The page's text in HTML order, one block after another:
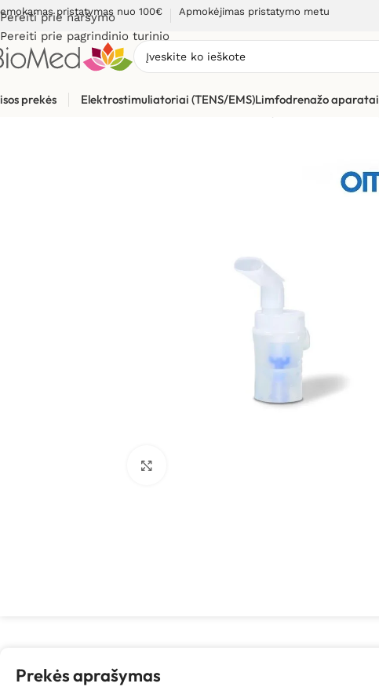
Pereiti prie naršymo
Pereiti prie pagrindinio turinio
pristatymas nuo 100€ Apmokėjimas pristatymo metu
prekės Elektrostimuliatoriai (TENS/EMS)Limfodrenažo aparatai
Sveikatos priežiūrai
Prekės aprašymas